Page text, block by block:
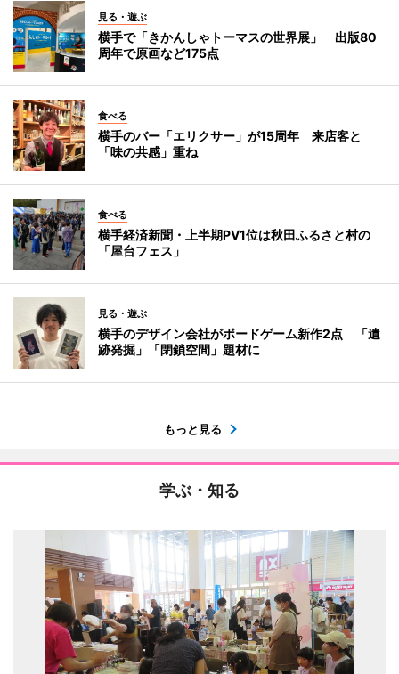
見る・遊ぶ
横手で「きかんしゃトーマスの世界展」 出版80
周年で原画など175点
食べる
横手のバー「エリクサー」が15周年 来店客と
「味の共感」重ね
食べる
横手経済新聞・上半期PV1位は秋田ふるさと村の
「屋台フェス」
見る・遊ぶ
横手のデザイン会社がボードゲーム新作2点 「遺
跡発掘」「閉鎖空間」題材に
もっと見る
学ぶ・知る